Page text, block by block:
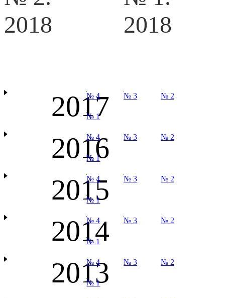
2018
2018
2017
№ 4 № 3 № 2
№ 1
2016
№ 4 № 3 № 2
№ 1
2015
№ 4 № 3 № 2
№ 1
2014
№ 4 № 3 № 2
№ 1
2013
№ 4 № 3 № 2
№ 1